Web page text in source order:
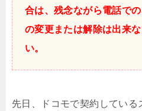
合は、残念ながら電話で
の変更または解除は出来
い。
先日、ドコモで契約してい